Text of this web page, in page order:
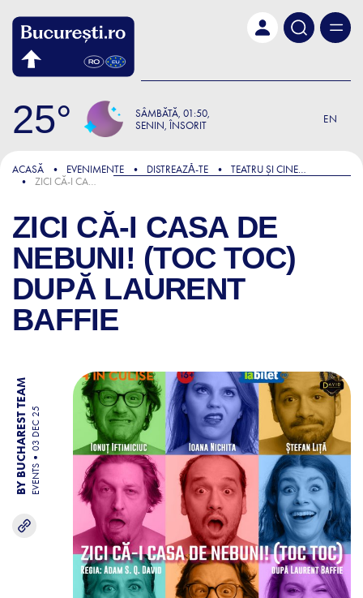
25 SÂMBĂTĂ 01:50
SENIN, ÎNSORIT
EN
ACASĂ EVENIMENTE DISTREAZǍ-TE
TEATRU ȘI CINEMA
ZICI CĂ-I CASA DE NEBUNI! (TOC TOC) DUPĂ LAURENT BAFFIE
ZICI CĂ-I CASA DE
NEBUNI! (TOC TOC)
DUPĂ LAURENT
BAFFIE
BY BUCHAREST TEAM EVENTS
03 DEC 25